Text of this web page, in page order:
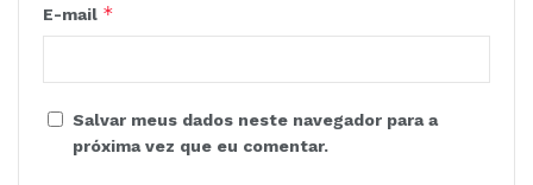
E-mail *
Salvar meus dados neste navegador para a
próxima vez que eu comentar.